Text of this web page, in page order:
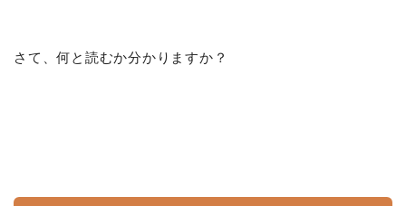
さて、何と読むか分かりますか？